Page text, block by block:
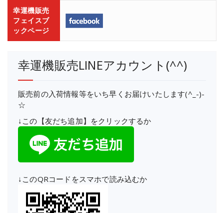
幸運機販売
フェイスブ
ックページ
幸運機販売LINEアカウント(^^)
販売前の入荷情報等をいち早くお届けいたします(^_-)-
☆
↓この【友だち追加】をクリックするか
↓このQRコードをスマホで読み込むか